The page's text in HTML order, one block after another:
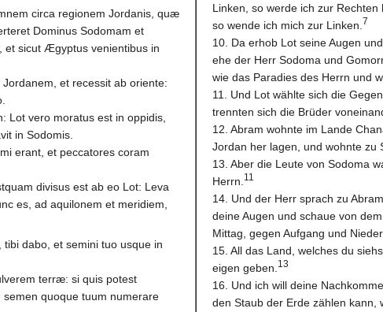
circa regionem Jordanis, quæ
Dominus Sodomam et
et sicut Ægyptus venientibus in
et recessit ab oriente:
Lot vero moratus est in oppidis,
in Sodomis.
erant, et peccatores coram
divisus est ab eo Lot: Leva
es, ad aquilonem et meridiem,
dabo, et semini tuo usque in
terræ: si quis potest
quoque tuum numerare
Linken, so werde ich zur
so wende ich mich zur Linken. 7
10. Da erhob Lot seine Augen
ehe der Herr Sodoma und
wie das Paradies des Herrn und
11. Und Lot wählte sich die
trennten sich die Brüder
12. Abram wohnte im Lande
Jordan her lagen, und wohnte zu
13. Aber die Leute von Sodoma
Herrn. 11
14. Und der Herr sprach zu
deine Augen und schaue von
Mittag, gegen Aufgang und
15. All das Land, welches du
eigen geben. 13
16. Und ich will deine
den Staub der Erde zählen kann,